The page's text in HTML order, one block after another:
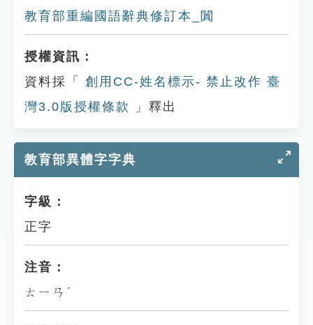
教育部重編國語辭典修訂本_闐
授權資訊：
資料採「
創用CC-姓名標示- 禁止改作 臺
灣3.0版授權條款
」釋出
教育部異體字字典
字級：
正字
注音：
ㄊㄧㄢˊ